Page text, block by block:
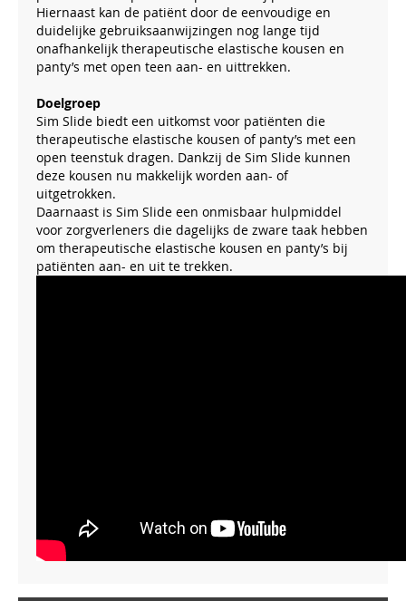
Hiernaast kan de patiënt door de eenvoudige en
duidelijke gebruiksaanwijzingen nog lange tijd
onafhankelijk therapeutische elastische kousen en
panty’s met open teen aan- en uittrekken.
Doelgroep
Sim Slide biedt een uitkomst voor patiënten die
therapeutische elastische kousen of panty’s met een
open teenstuk dragen. Dankzij de Sim Slide kunnen
deze kousen nu makkelijk worden aan- of
uitgetrokken.
Daarnaast is Sim Slide een onmisbaar hulpmiddel
voor zorgverleners die dagelijks de zware taak hebben
om therapeutische elastische kousen en panty’s bij
patiënten aan- en uit te trekken.